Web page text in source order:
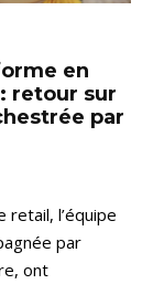
en
retour sur
par
retail, l’équipe
par
ont